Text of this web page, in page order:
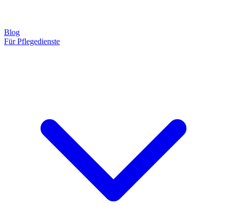
Blog
Für Pflegedienste